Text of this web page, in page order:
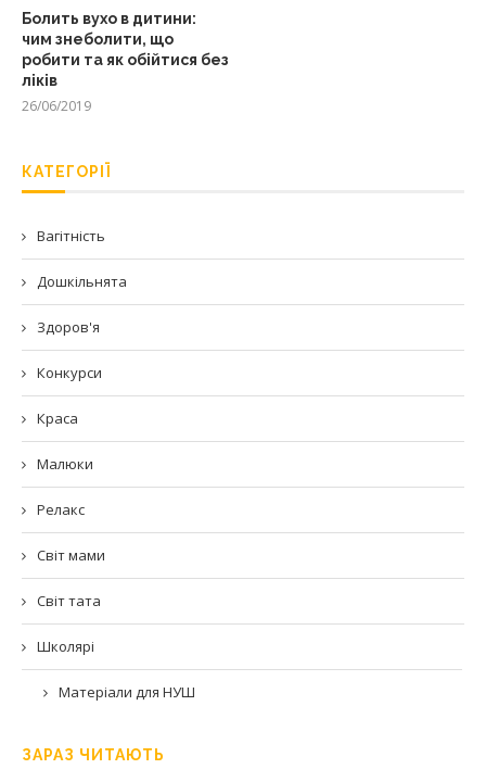
Болить вухо в дитини:
чим знеболити, що
робити та як обійтися без
ліків
26/06/2019
КАТЕГОРІЇ
Вагітність
Дошкільнята
Здоров'я
Конкурси
Краса
Малюки
Релакс
Світ мами
Світ тата
Школярі
Матеріали для НУШ
ЗАРАЗ ЧИТАЮТЬ